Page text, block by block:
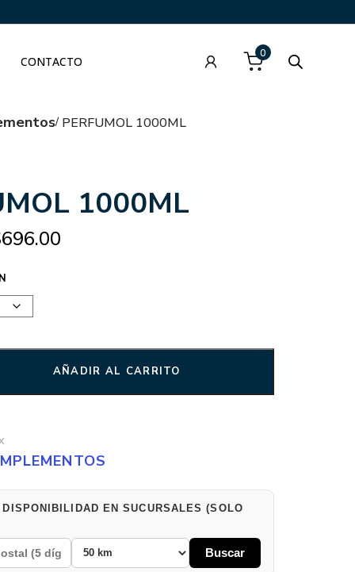
CONTACTO
0
PERFUMOL 1000ML
1000ML
696.00
AÑADIR AL CARRITO
EN SUCURSALES (SOLO
Buscar